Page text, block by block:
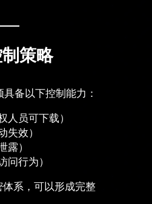
策略
备以下控制能力：
人员可下载）
失效）
露）
问行为）
系，可以形成完整